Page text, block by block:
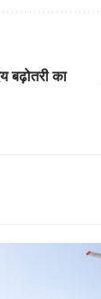
बढ़ोतरी का